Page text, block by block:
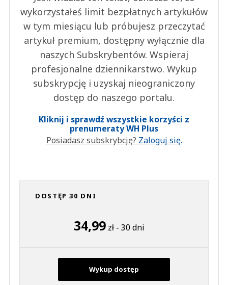
wykorzystałeś limit bezpłatnych artykułów
w tym miesiącu lub próbujesz przeczytać
artykuł premium, dostępny wyłącznie dla
naszych Subskrybentów. Wspieraj
profesjonalne dziennikarstwo. Wykup
subskrypcję i uzyskaj nieograniczony
dostęp do naszego portalu.
Kliknij i sprawdź wszystkie korzyści z
prenumeraty WH Plus
Posiadasz subskrybcję? Zaloguj się.
DOSTĘP 30 DNI
34,99 zł - 30 dni
Wykup dostęp